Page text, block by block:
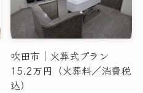
吹田市｜火葬式プラン
15.2万円（火葬料／消費税
込）